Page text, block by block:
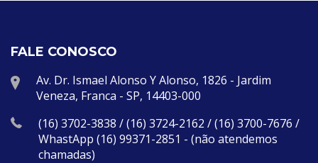
FALE CONOSCO
Av. Dr. Ismael Alonso Y Alonso, 1826 - Jardim
Veneza, Franca - SP, 14403-000
(16) 3702-3838 / (16) 3724-2162 / (16) 3700-7676 /
WhastApp (16) 99371-2851 - (não atendemos
chamadas)